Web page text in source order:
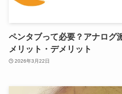
ペンタブって必要？アナログ
メリット・デメリット
2026年3月22日